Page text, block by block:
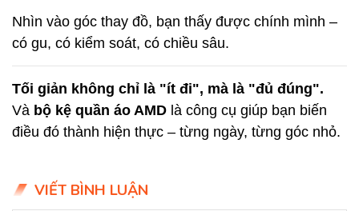
Nhìn vào góc thay đồ, bạn thấy được chính mình –
có gu, có kiểm soát, có chiều sâu.
Tối giản không chỉ là "ít đi", mà là "đủ đúng".
Và bộ kệ quần áo AMD là công cụ giúp bạn biến
điều đó thành hiện thực – từng ngày, từng góc nhỏ.
VIẾT BÌNH LUẬN